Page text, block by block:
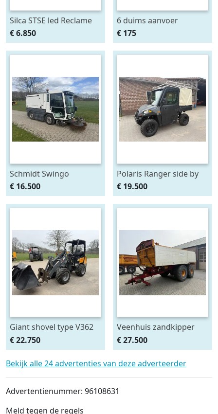
Silca STSE led Reclame
aanhanger ZGAN
€ 6.850
6 duims aanvoer
brandweer slangen tbv
beregening of
bemesting ex
€ 175
Schmidt Swingo
Compact
veegmachine,euro 6
€ 16.500
Polaris Ranger side by
side EV elektrisch
€ 19.500
Giant shovel type V362
€ 22.750
Veenhuis zandkipper
JVZK 22000
€ 27.500
Bekijk alle 24 advertenties van deze adverteerder
Advertentienummer: 96108631
Meld tegen de regels